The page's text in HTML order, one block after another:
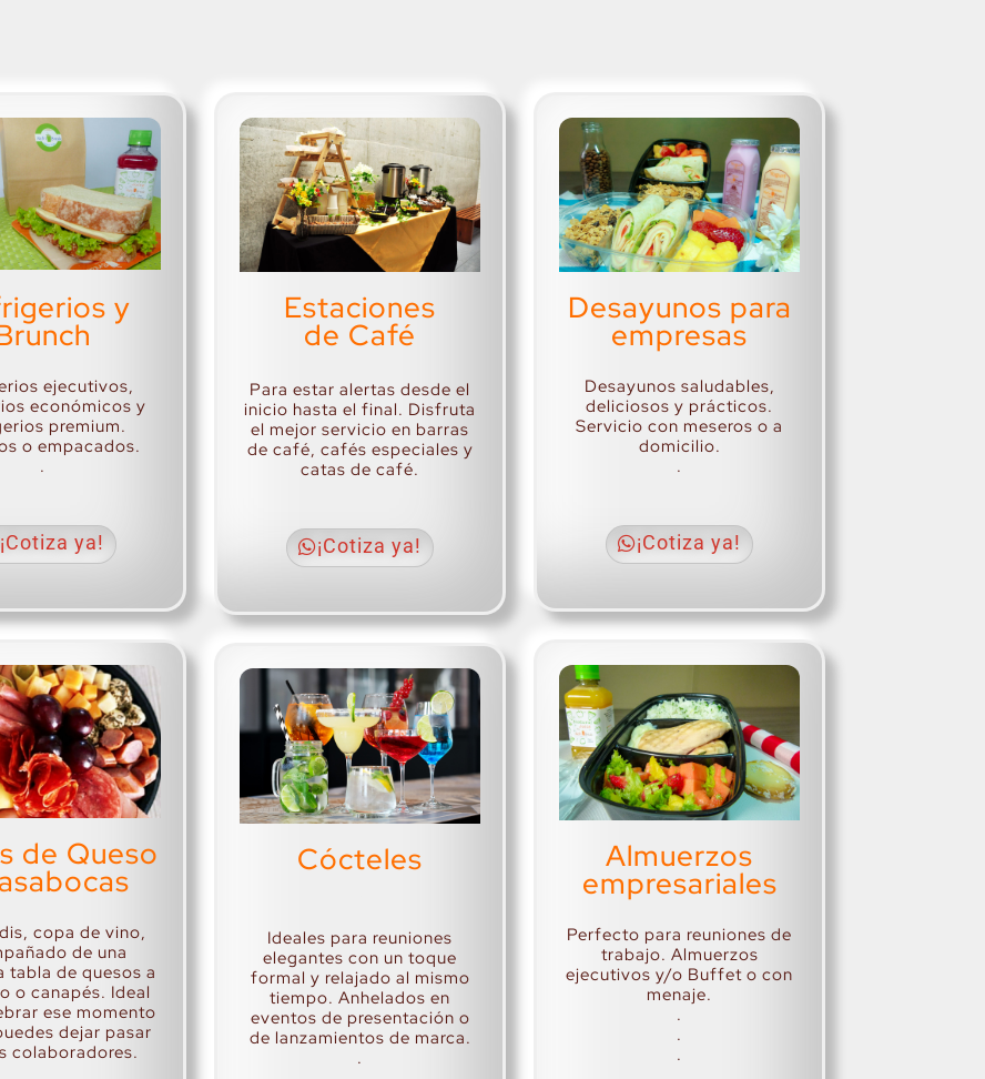
y
ejecutivos,
económicos y
premium.
o empacados.
.
¡Cotiza ya!
de Queso
copa de vino,
de una
tabla de quesos a
o canapés. Ideal
ese momento
dejar pasar
colaboradores.
Estaciones
de Café
Para estar alertas desde el
inicio hasta el final. Disfruta
el mejor servicio en barras
de café, cafés especiales y
catas de café.
¡Cotiza ya!
Cócteles
Ideales para reuniones
elegantes con un toque
formal y relajado al mismo
tiempo. Anhelados en
eventos de presentación o
de lanzamientos de marca.
.
Desayunos para
empresas
Desayunos saludables,
deliciosos y prácticos.
Servicio con meseros o a
domicilio.
.
¡Cotiza ya!
Almuerzos
empresariales
Perfecto para reuniones de
trabajo. Almuerzos
ejecutivos y/o Buffet o con
menaje.
.
.
.